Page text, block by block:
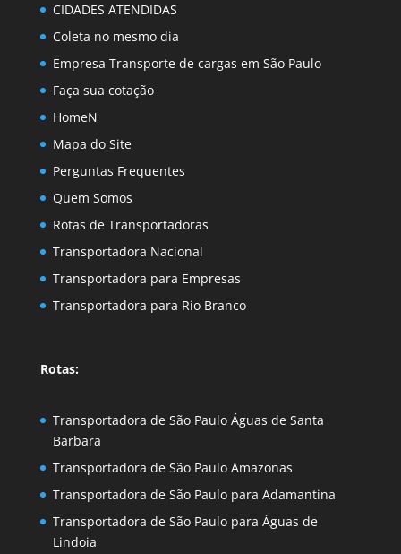
CIDADES ATENDIDAS
Coleta no mesmo dia
Empresa Transporte de cargas em São Paulo
Faça sua cotação
HomeN
Mapa do Site
Perguntas Frequentes
Quem Somos
Rotas de Transportadoras
Transportadora Nacional
Transportadora para Empresas
Transportadora para Rio Branco
Rotas:
Transportadora de São Paulo Águas de Santa
Barbara
Transportadora de São Paulo Amazonas
Transportadora de São Paulo para Adamantina
Transportadora de São Paulo para Águas de
Lindoia